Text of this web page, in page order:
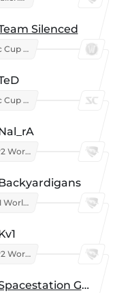
Silenced
Blizzard Classic Cup 2026
Blizzard Classic Cup 2026
RLCS 2026 - 2v2 World Championship
RLCS 2026 - 1v1 World Championship
RLCS 2026 - 2v2 World Championship
Spacestation Gaming